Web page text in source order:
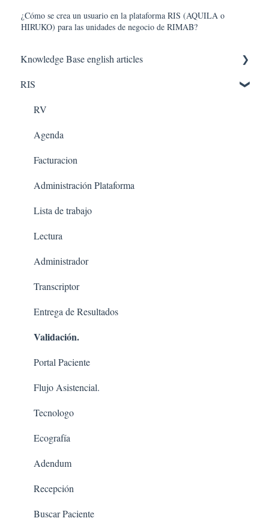
¿Cómo se crea un usuario en la plataforma RIS (AQUILA o
HIRUKO) para las unidades de negocio de RIMAB?
Knowledge Base english articles
AQUILA IN THE CLOUD
PACS
RIS
RV
Agenda
Facturacion
Administración Plataforma
Lista de trabajo
Lectura
Administrador
Transcriptor
Entrega de Resultados
Validación.
Portal Paciente
Flujo Asistencial.
Tecnologo
Ecografía
Adendum
Recepción
Buscar Paciente